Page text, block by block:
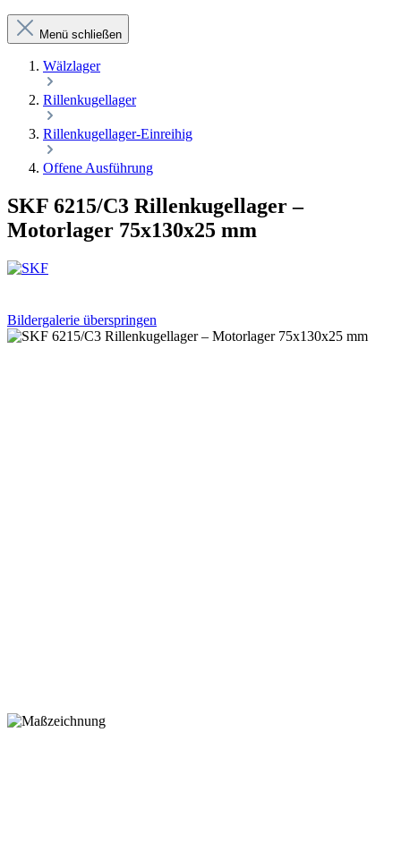
Menü schließen
Wälzlager
Rillenkugellager
Rillenkugellager-Einreihig
Offene Ausführung
SKF 6215/C3 Rillenkugellager –
Motorlager 75x130x25 mm
Bildergalerie überspringen